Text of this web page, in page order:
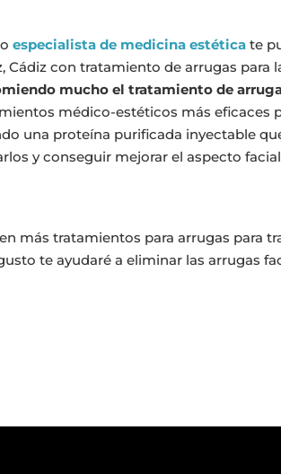
especialista de medicina estética te
Cádiz con tratamiento de arrugas para
mucho el tratamiento de
médico-estéticos más eficaces
una proteína purificada inyectable
y conseguir mejorar el aspecto
más tratamientos para arrugas para
te ayudaré a eliminar las arrugas